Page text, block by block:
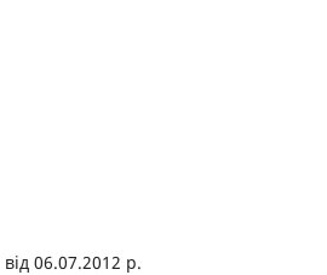
від 06.07.2012 р.